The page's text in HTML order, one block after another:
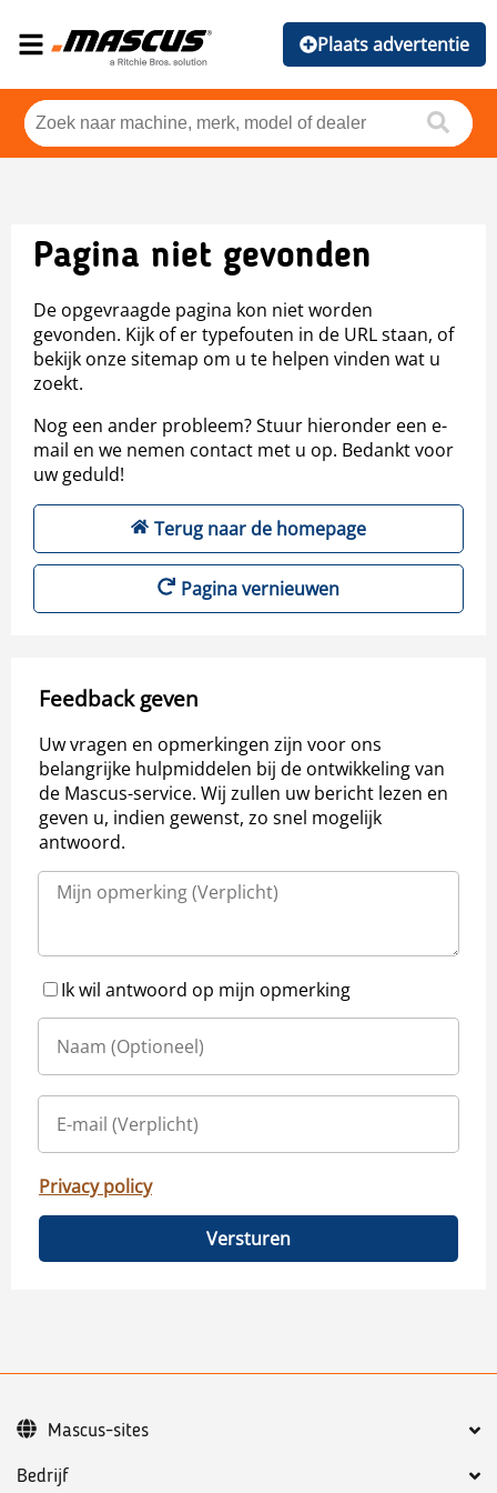
Plaats advertentie
Pagina niet gevonden
De opgevraagde pagina kon niet worden
gevonden. Kijk of er typefouten in de URL staan, of
bekijk onze sitemap om u te helpen vinden wat u
zoekt.
Nog een ander probleem? Stuur hieronder een e-
mail en we nemen contact met u op. Bedankt voor
uw geduld!
Terug naar de homepage
Pagina vernieuwen
Feedback geven
Uw vragen en opmerkingen zijn voor ons
belangrijke hulpmiddelen bij de ontwikkeling van
de Mascus-service. Wij zullen uw bericht lezen en
geven u, indien gewenst, zo snel mogelijk
antwoord.
Ik wil antwoord op mijn opmerking
Privacy policy
Versturen
Bedrijf
Mascus-sites